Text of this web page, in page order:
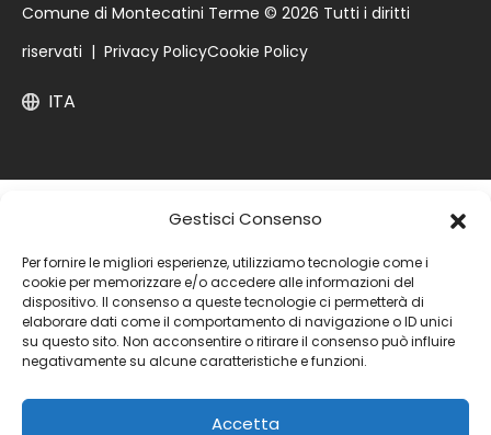
Gestisci Consenso
Per fornire le migliori esperienze, utilizziamo tecnologie come i
cookie per memorizzare e/o accedere alle informazioni del
dispositivo. Il consenso a queste tecnologie ci permetterà di
elaborare dati come il comportamento di navigazione o ID unici
su questo sito. Non acconsentire o ritirare il consenso può influire
negativamente su alcune caratteristiche e funzioni.
Accetta
Comune di Montecatini Terme © 2026 Tutti i diritti
riservati | Privacy PolicyCookie Policy
ITA